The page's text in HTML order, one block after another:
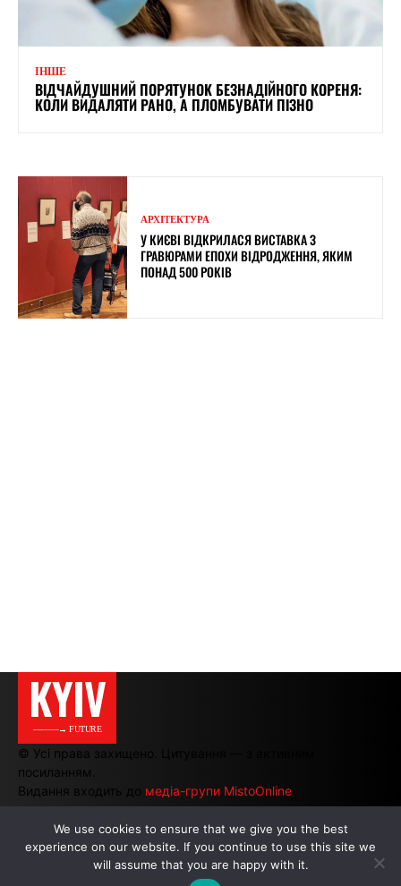
ІНШЕ
ВІДЧАЙДУШНИЙ ПОРЯТУНОК БЕЗНАДІЙНОГО КОРЕНЯ:
КОЛИ ВИДАЛЯТИ РАНО, А ПЛОМБУВАТИ ПІЗНО
АРХІТЕКТУРА
У КИЄВІ ВІДКРИЛАСЯ ВИСТАВКА З
ГРАВЮРАМИ ЕПОХИ ВІДРОДЖЕННЯ, ЯКИМ
ПОНАД 500 РОКІВ
KYIV
———→ FUTURE
© Усі права захищено. Цитування — з активним
посиланням.
Видання входить до медіа-групи MistoOnline
АВТОРИ | РЕКЛАМА НА САЙТІ
We use cookies to ensure that we give you the best
experience on our website. If you continue to use this site we
will assume that you are happy with it.